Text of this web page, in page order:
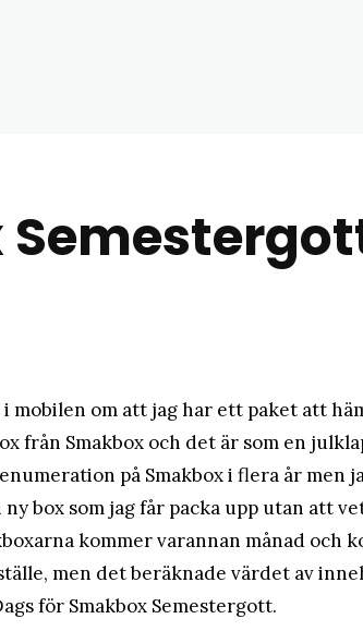
mobilen om att jag har ett paket att
från Smakbox och det är som en
på Smakbox i flera år men
box som jag får packa upp utan att
kommer varannan månad och
men det beräknade värdet av
för Smakbox Semestergott.